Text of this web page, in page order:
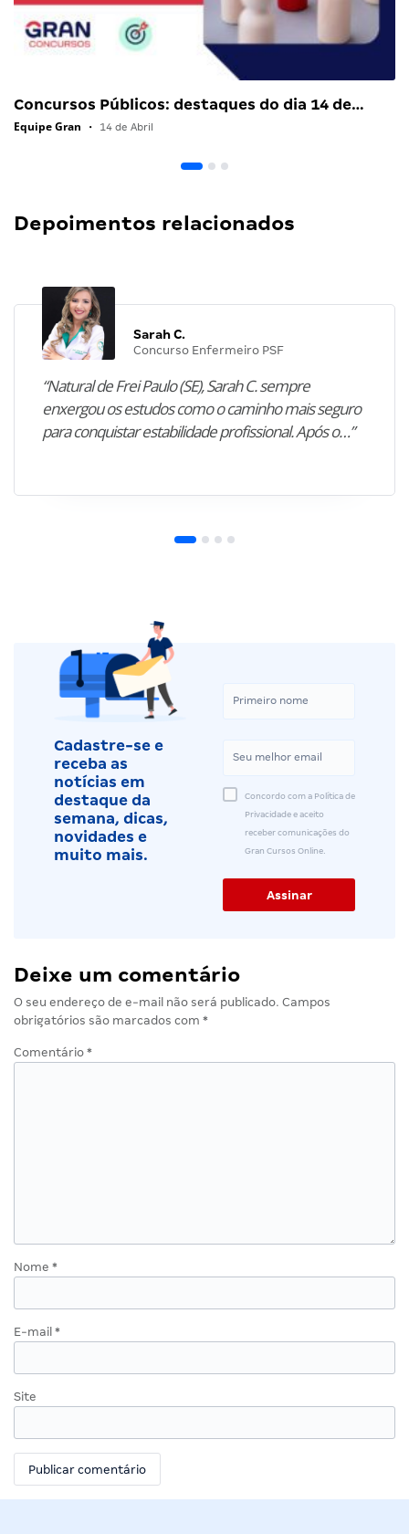
Concursos Públicos: destaques do dia 14 de…
Equipe Gran • 14 de Abril
Depoimentos relacionados
Sarah C.
Concurso Enfermeiro PSF
“Natural de Frei Paulo (SE), Sarah C. sempre
enxergou os estudos como o caminho mais seguro
para conquistar estabilidade profissional. Após o…”
Cadastre-se e
receba as
notícias em
destaque da
semana, dicas,
novidades e
muito mais.
Concordo com a Política de
Privacidade e aceito
receber comunicações do
Gran Cursos Online.
Deixe um comentário
O seu endereço de e-mail não será publicado. Campos
obrigatórios são marcados com *
Comentário *
Nome *
E-mail *
Site